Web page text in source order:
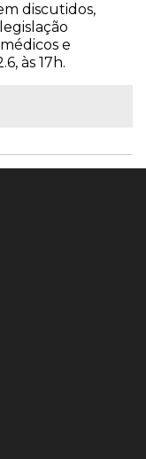
discutidos,
e
às 17h.